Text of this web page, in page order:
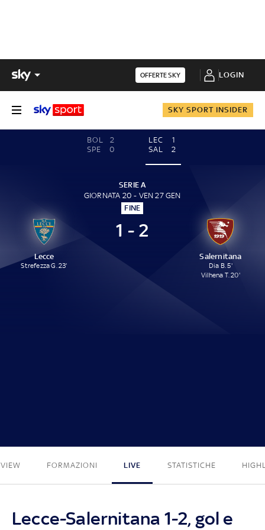
OFFERTE SKY LOGIN
SKY SPORT INSIDER
BOL
2
SPE
0
LEC
1
SAL
2
SERIE A
GIORNATA 20 - VEN 27 GEN
FINE
Lecce
Strefezza G. 23'
1 - 2
Salernitana
Dia B. 5'
Vilhena T. 20'
FORMAZIONI LIVE STATISTICHE
Lecce-Salernitana 1-2, gol e